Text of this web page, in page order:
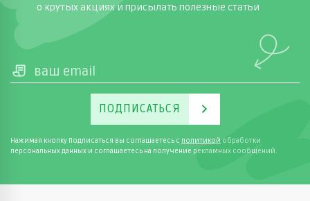
о крутых акциях и присылать полезные статьи
ПОДПИСАТЬСЯ
Нажимая кнопку Подписаться вы соглашаетесь с политикой обработки
персональных данных и соглашаетесь на получение рекламных сообщений.